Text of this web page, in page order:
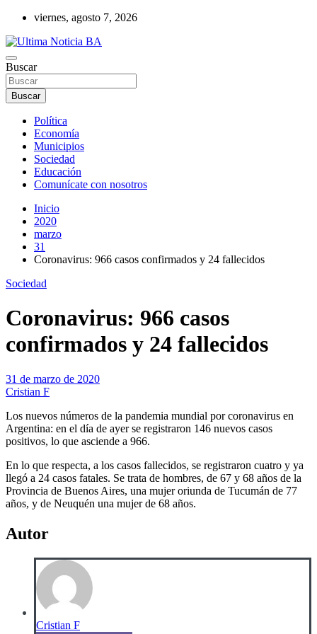
Saltar
contenido
viernes, agosto 7, 2026
Ultima Noticia BA
Últimas noticias de la provincia de Buenos Aires y del partido de La
Matanza en nuestro portal de noticias. Mantente informado sobre
política, economía, sociedad y mucho más.
Buscar
Buscar
Política
Economía
Municipios
Sociedad
Educación
Comunícate con nosotros
Inicio
2020
marzo
31
Coronavirus: 966 casos confirmados y 24 fallecidos
Sociedad
Coronavirus: 966 casos
confirmados y 24 fallecidos
31 de marzo de 2020
Cristian F
Los nuevos números de la pandemia mundial por coronavirus en
Argentina: en el día de ayer se registraron 146 nuevos casos
positivos, lo que asciende a 966.
En lo que respecta, a los casos fallecidos, se registraron cuatro y ya
llegó a 24 casos fatales. Se trata de hombres, de 67 y 68 años de la
Provincia de Buenos Aires, una mujer oriunda de Tucumán de 77
años, y de Neuquén una mujer de 68 años.
Autor
Cristian F